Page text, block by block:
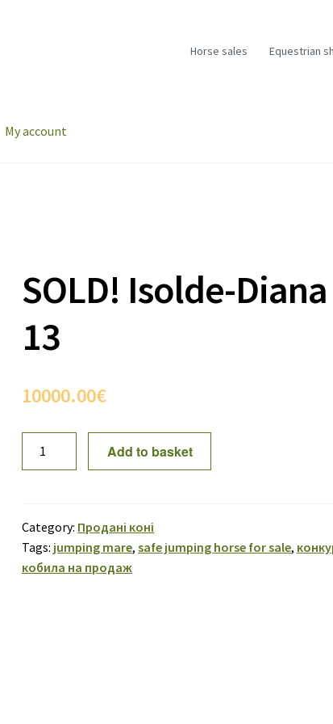
Horse sales Equestrian
My account
SOLD! Isolde-Diana
13
10000.00€
Isolde-
quantity
Add to basket
Category: Продані коні
Tags: jumping mare,safe jumping horse for sale,
кобила на продаж